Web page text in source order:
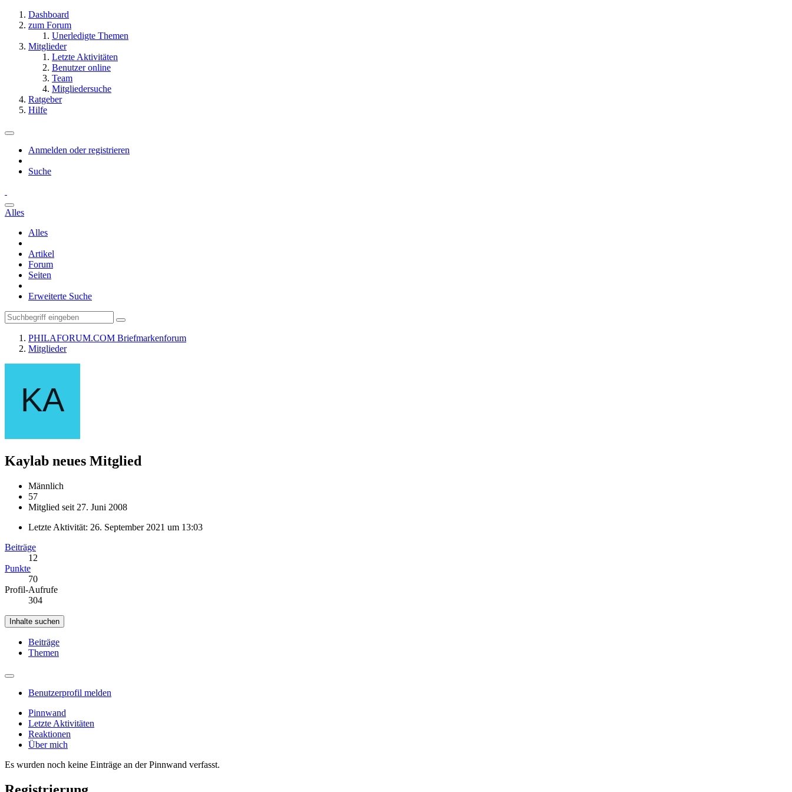
Dashboard
zum Forum
Unerledigte Themen
Mitglieder
Letzte Aktivitäten
Benutzer online
Team
Mitgliedersuche
Ratgeber
Hilfe
Anmelden oder registrieren
Suche
Alles
Alles
Artikel
Forum
Seiten
Erweiterte Suche
PHILAFORUM.COM Briefmarkenforum
Mitglieder
Kaylab neues Mitglied
Männlich
57
Mitglied seit 27. Juni 2008
Letzte Aktivität: 26. September 2021 um 13:03
Beiträge
12
Punkte
70
Profil-Aufrufe
304
Inhalte suchen
Beiträge
Themen
Benutzerprofil melden
Pinnwand
Letzte Aktivitäten
Reaktionen
Über mich
Es wurden noch keine Einträge an der Pinnwand verfasst.